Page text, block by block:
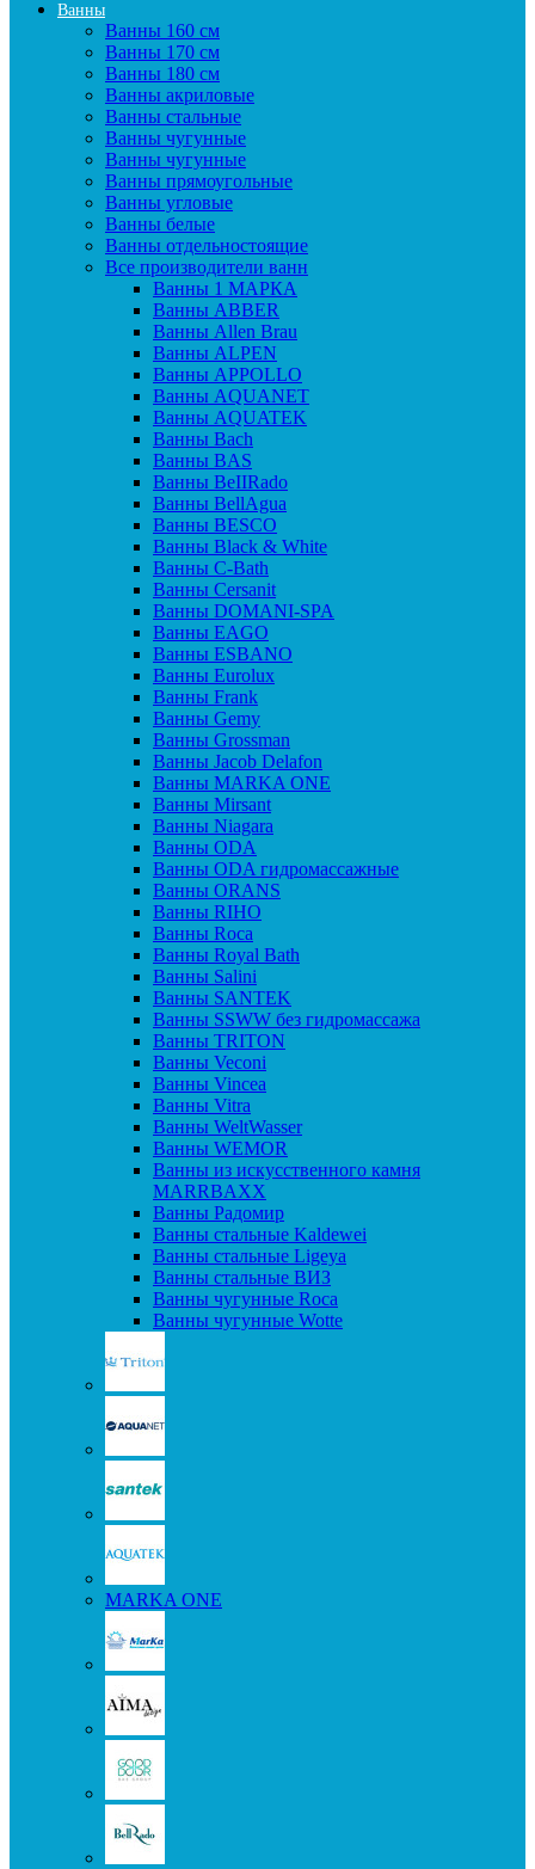
Ванны
Ванны 160 см
Ванны 170 см
Ванны 180 см
Ванны акриловые
Ванны стальные
Ванны чугунные
Ванны чугунные
Ванны прямоугольные
Ванны угловые
Ванны белые
Ванны отдельностоящие
Все производители ванн
Ванны 1 МАРКА
Ванны ABBER
Ванны Allen Brau
Ванны ALPEN
Ванны APPOLLO
Ванны AQUANET
Ванны AQUATEK
Ванны Bach
Ванны BAS
Ванны BeIIRado
Ванны BellAgua
Ванны BESCO
Ванны Black & White
Ванны C-Bath
Ванны Cersanit
Ванны DOMANI-SPA
Ванны EAGO
Ванны ESBANO
Ванны Eurolux
Ванны Frank
Ванны Gemy
Ванны Grossman
Ванны Jacob Delafon
Ванны MARKA ONE
Ванны Mirsant
Ванны Niagara
Ванны ODA
Ванны ODA гидромассажные
Ванны ORANS
Ванны RIHO
Ванны Roca
Ванны Royal Bath
Ванны Salini
Ванны SANTEK
Ванны SSWW без гидромассажа
Ванны TRITON
Ванны Veconi
Ванны Vincea
Ванны Vitra
Ванны WeltWasser
Ванны WEMOR
Ванны из искусственного камня
MARRBAXX
Ванны Радомир
Ванны стальные Kaldewei
Ванны стальные Ligeya
Ванны стальные ВИЗ
Ванны чугунные Roca
Ванны чугунные Wotte
MARKA ONE